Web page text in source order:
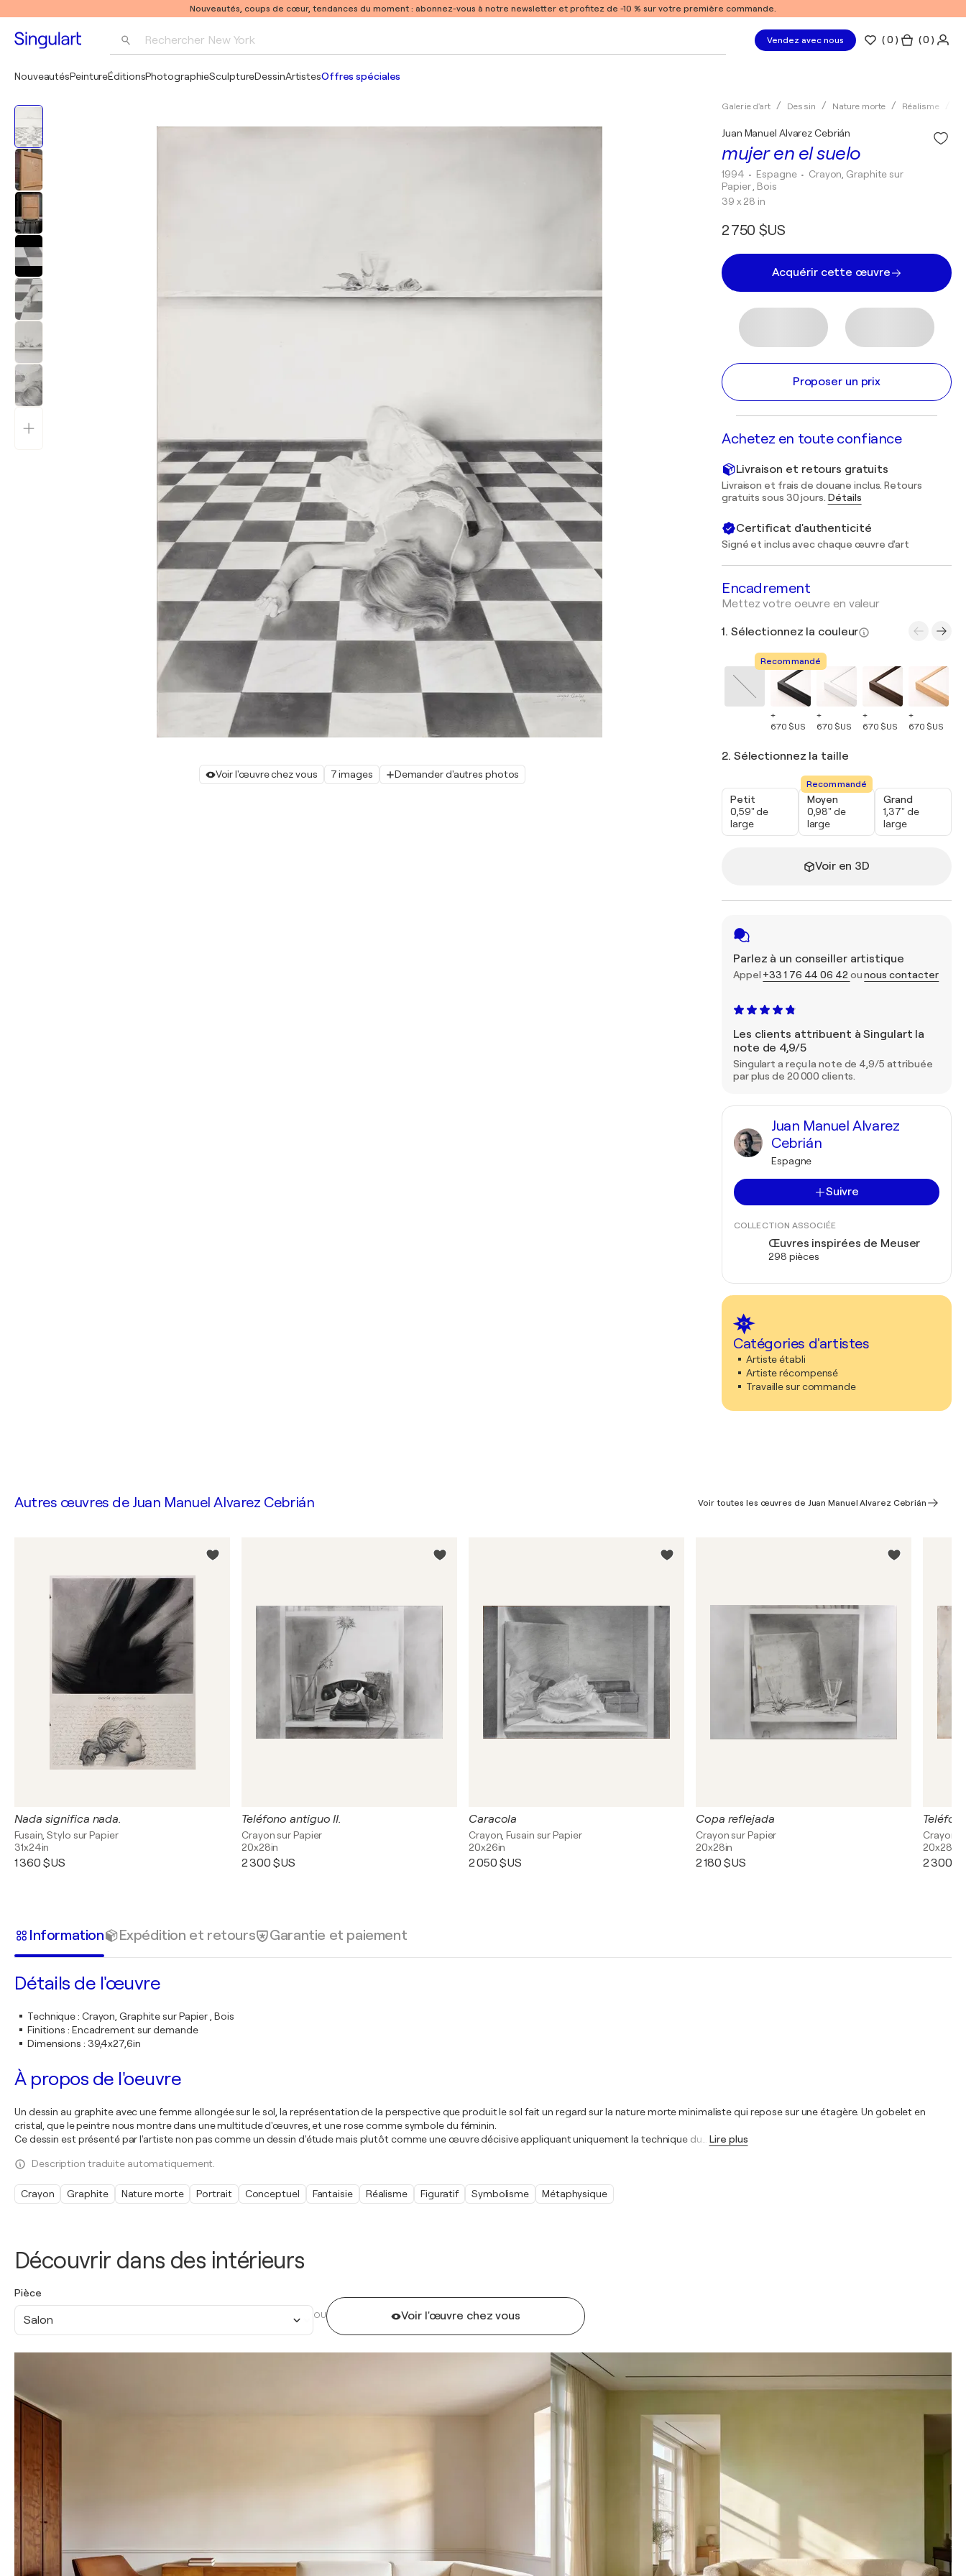
Nouveautés, coups de cœur, tendances du moment : abonnez-vous à notre newsletter et profitez de -10 % sur votre première commande.
Rechercher New York
Pablo Picasso
Vendez avec nous (0 ) ( 0 )
NouveautésPeintureÉditionsPhotographieSculptureDessinArtistesOffres spéciales
Voir l'œuvre chez vous 7 images Demander d'autres photos
Galerie d'art Dessin Nature morte Réalisme
mujer en el suelo
Juan Manuel Alvarez Cebrián
1994 • Espagne • Crayon, Graphite sur
Papier , Bois
39 x 28 in
2 750 $US
Acquérir cette œuvre
Proposer un prix
Achetez en toute confiance
Livraison et retours gratuits
Livraison et frais de douane inclus. Retours
gratuits sous 30 jours. Détails
Certificat d'authenticité
Signé et inclus avec chaque œuvre d'art
Encadrement
Mettez votre oeuvre en valeur
1. Sélectionnez la couleur
Recommandé
+
670 $US
+
670 $US
+
670 $US
+
670 $US
2. Sélectionnez la taille
Petit
0,59" de
large
Recommandé
Moyen
0,98" de
large
Grand
1,37" de
large
Voir en 3D
Parlez à un conseiller artistique
Appel +33 1 76 44 06 42 ounous contacter
Les clients attribuent à Singulart la
note de 4,9/5
Singulart a reçu la note de 4,9/5 attribuée
par plus de 20 000 clients.
Juan Manuel Alvarez
Cebrián
Espagne
Suivre
COLLECTION ASSOCIÉE
Œuvres inspirées de Meuser
298 pièces
Catégories d'artistes
Artiste établi
Artiste récompensé
Travaille sur commande
Découvrir dans des intérieurs
Pièce
Salon OU Voir l'œuvre chez vous
Autres œuvres de Juan Manuel Alvarez Cebrián Voir toutes les œuvres de Juan Manuel Alvarez Cebrián
Nada significa nada.
Fusain, Stylo sur Papier
31x24in
1 360 $US
Teléfono antiguo II.
Crayon sur Papier
20x28in
2 300 $US
Caracola
Crayon, Fusain sur Papier
20x26in
2 050 $US
Copa reflejada
Crayon sur Papier
20x28in
2 180 $US
Crayon
20x28in
2 300
Information Expédition et retours Garantie et paiement
Détails de l'œuvre
Technique: Crayon, Graphite sur Papier , Bois
Finitions : Encadrement sur demande
Dimensions : 39,4x27,6in
À propos de l'oeuvre
Un dessin au graphite avec une femme allongée sur le sol, la représentation de la perspective que produit le sol fait un regard sur la nature morte minimaliste qui repose sur une étagère. Un gobelet en
cristal, que le peintre nous montre dans une multitude d'œuvres, et une rose comme symbole du féminin.
Ce dessin est présenté par l'artiste non pas comme un dessin d'étude mais plutôt comme une œuvre décisive appliquant uniquement la technique du
Lire plus
Description traduite automatiquement.
Crayon Graphite Nature morte Portrait Conceptuel Fantaisie Réalisme Figuratif Symbolisme Métaphysique